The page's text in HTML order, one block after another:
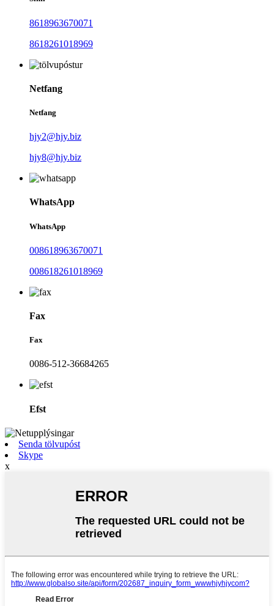
8618963670071
8618261018969
Netfang
Netfang
hjy2@hjy.biz
hjy8@hjy.biz
WhatsApp
WhatsApp
008618963670071
008618261018969
Fax
Fax
0086-512-36684265
Efst
Senda tölvupóst
Skype
x